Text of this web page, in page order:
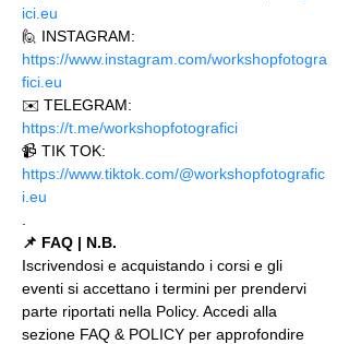
ici.eu
🙋 INSTAGRAM:
https://www.instagram.com/workshopfotogra
fici.eu
✉️ TELEGRAM:
https://t.me/workshopfotografici
📹 TIK TOK:
https://www.tiktok.com/@workshopfotografic
i.eu
📌 FAQ | N.B.
Iscrivendosi e acquistando i corsi e gli
eventi si accettano i termini per prendervi
parte riportati nella Policy. Accedi alla
sezione FAQ & POLICY per approfondire